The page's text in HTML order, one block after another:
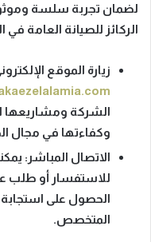
لضمان تجربة سلسة
الركائز للصيانة العامة
زيارة الموقع
الشركة ومشاريعها
وكفاءتها في مجال
الاتصال المباشر :
للاستفسار أو
الحصول على
المتخصص.